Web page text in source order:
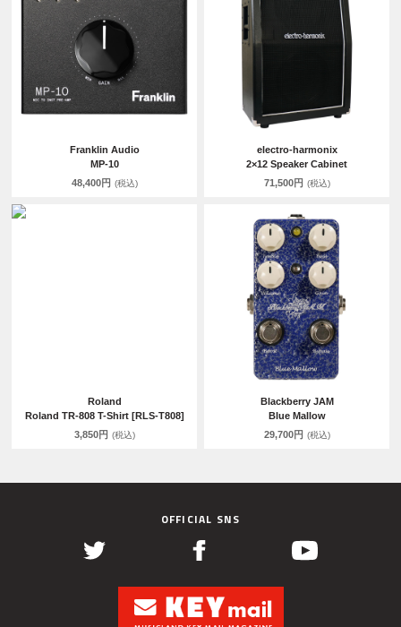
Franklin Audio
MP-10
48,400円 (税込)
electro-harmonix
2×12 Speaker Cabinet
71,500円 (税込)
Roland
Roland TR-808 T-Shirt [RLS-T808]
3,850円 (税込)
Blackberry JAM
Blue Mallow
29,700円 (税込)
OFFICIAL SNS